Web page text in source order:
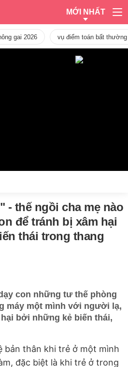
MỚI NHẤT
gai 2026 vụ điểm toán bất
- thế ngồi cha mẹ nào
để tránh bị xâm hại
thái trong thang
con những tư thế phòng
máy một mình với người lạ,
bởi những kẻ biến thái,
bản thân khi trẻ ở một mình
đặc biệt là khi trẻ ở trong